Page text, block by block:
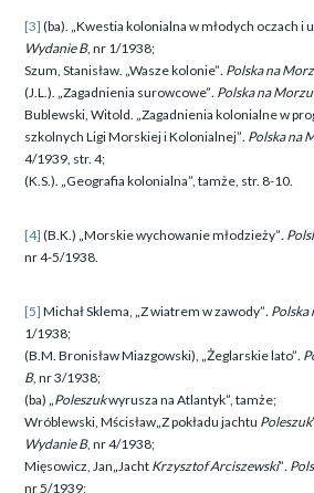
[3] (ba). „Kwestia kolonialna w młodych oczach i
Wydanie B, nr 1/1938;
Szum, Stanisław. „Wasze kolonie”. Polska na
(J.L.). „Zagadnienia surowcowe”. Polska na
Bublewski, Witold. „Zagadnienia kolonialne w
szkolnych Ligi Morskiej i Kolonialnej”. Polska na
4/1939, str. 4;
(K.S.). „Geografia kolonialna”, tamże, str. 8-10.
[4] (B.K.) „Morskie wychowanie młodzieży”.
nr 4-5/1938.
[5] Michał Sklema, „Z wiatrem w zawody”.
1/1938;
(B.M. Bronisław Miazgowski), „Żeglarskie lato”.
B, nr 3/1938;
(ba) „Poleszukwyrusza na Atlantyk”, tamże;
Wróblewski, Mścisław„Z pokładu jachtu Poleszuk
Wydanie B, nr 4/1938;
Mięsowicz, Jan„Jacht Krzysztof Arciszewski”.
nr 5/1939;